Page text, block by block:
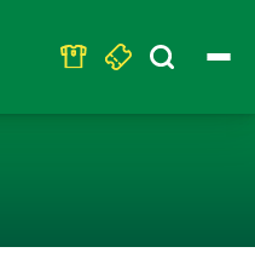
Search
for: